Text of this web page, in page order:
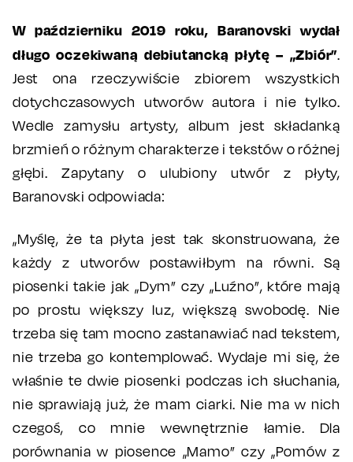
W październiku 2019 roku, Baranovski wydał
długo oczekiwaną debiutancką płytę – „Zbiór”.
Jest ona rzeczywiście zbiorem wszystkich
dotychczasowych utworów autora i nie tylko.
Wedle zamysłu artysty, album jest składanką
brzmień o różnym charakterze i tekstów o różnej
głębi. Zapytany o ulubiony utwór z płyty,
Baranovski odpowiada:
„Myślę, że ta płyta jest tak skonstruowana, że
każdy z utworów postawiłbym na równi. Są
piosenki takie jak „Dym” czy „Luźno”, które mają
po prostu większy luz, większą swobodę. Nie
trzeba się tam mocno zastanawiać nad tekstem,
nie trzeba go kontemplować. Wydaje mi się, że
właśnie te dwie piosenki podczas ich słuchania,
nie sprawiają już, że mam ciarki. Nie ma w nich
czegoś, co mnie wewnętrznie łamie. Dla
porównania w piosence „Mamo” czy „Pomów z